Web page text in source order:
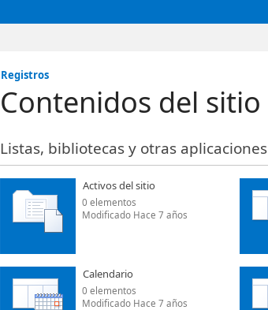
Registros
Contenidos del sitio
Listas, bibliotecas y otras aplicaciones
Activos del sitio
0 elementos
Modificado Hace 7 años
Calendario
0 elementos
Modificado Hace 7 años